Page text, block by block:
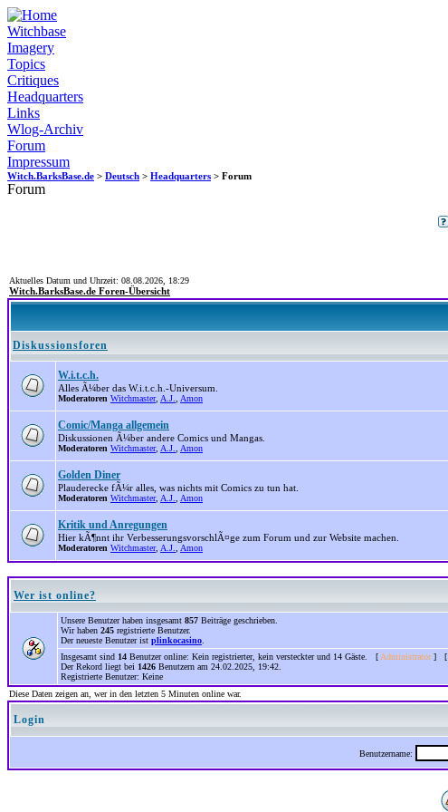
Witchbase
Imagery
Topics
Critiques
Headquarters
Links
Wlog-Archiv
Forum
Impressum
Witch.BarksBase.de > Deutsch > Headquarters > Forum
Forum
Aktuelles Datum und Uhrzeit: 08.08.2026, 18:29
Witch.BarksBase.de Foren-Übersicht
Diskussionsforen
W.i.t.c.h.
Alles Ã¼ber das W.i.t.c.h.-Universum.
Moderatoren Witchmaster, A.J. Amon
Comic/Manga allgemein
Diskussionen Ã¼ber andere Comics und Mangas.
Moderatoren Witchmaster, A.J. Amon
Golden Diner
Plauderecke fÃ¼r alles, was nichts mit Comics zu tun hat.
Moderatoren Witchmaster, A.J. Amon
Kritik und Anregungen
Hier kÃ¶nnt ihr VerbesserungsvorschlÃ¤ge zum Forum und zur Website machen.
Moderatoren Witchmaster, A.J. Amon
Wer ist online?
Unsere Benutzer haben insgesamt 857 Beiträge geschrieben.
Wir haben 245 registrierte Benutzer.
Der neueste Benutzer ist plinkocasino
Insgesamt sind 14 Benutzer online: Kein registrierter, kein versteckter und 14 Gäste. [ Administrator] [
Der Rekord liegt bei 1426 Benutzern am 24.02.2025, 19:42.
Registrierte Benutzer: Keine
Diese Daten zeigen an, wer in den letzten 5 Minuten online war.
Login
Benutzername: